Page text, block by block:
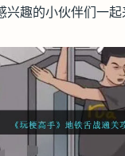
兴趣的小伙伴们一起